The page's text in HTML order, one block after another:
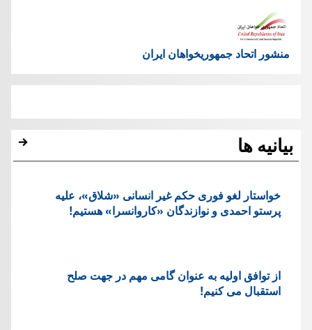
منشور اتحاد جمهوریخواهان ایران
بیانیه ها
خواستار لغو فوری حکم غیر انسانی «شلاق»، علیه
پرستو احمدی و نوازندگان «کاروانسرا» هستیم!
از توافق اولیه به عنوان گامی مهم در جهت صلح
استقبال می کنیم!